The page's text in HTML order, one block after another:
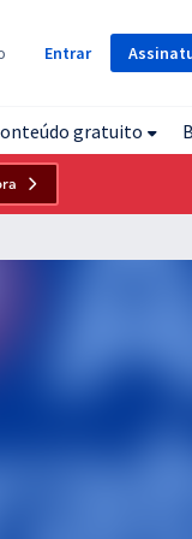
Entrar
gratuito